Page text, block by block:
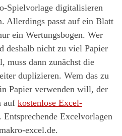
Spielvorlage digitalisieren
Allerdings passt auf ein Blatt
ein Wertungsbogen. Wer
deshalb nicht zu viel Papier
muss dann zunächst die
duplizieren. Wem das zu
Papier verwenden will, der
auf kostenlose Excel-
Entsprechende Excelvorlagen
excel.de.